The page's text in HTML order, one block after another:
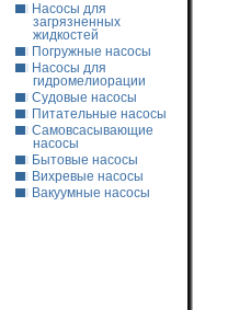
Насосы для
загрязненных
жидкостей
Погружные насосы
Насосы для
гидромелиорации
Судовые насосы
Питательные насосы
Самовсасывающие
насосы
Бытовые насосы
Вихревые насосы
Вакуумные насосы